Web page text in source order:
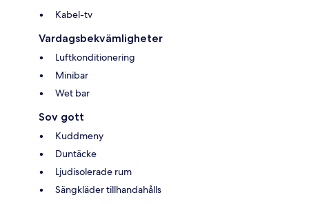
Kabel-tv
Vardagsbekvämligheter
Luftkonditionering
Minibar
Wet bar
Sov gott
Kuddmeny
Duntäcke
Ljudisolerade rum
Sängkläder tillhandahålls